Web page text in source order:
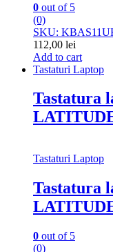
0 out of 5
(0)
SKU:
112,00 lei
Add to cart
Tastaturi Laptop
Tastatura
Tastaturi Laptop
Tastatura
0 out of 5
(0)